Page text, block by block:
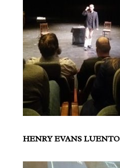
HENRY EVANS LUENTO